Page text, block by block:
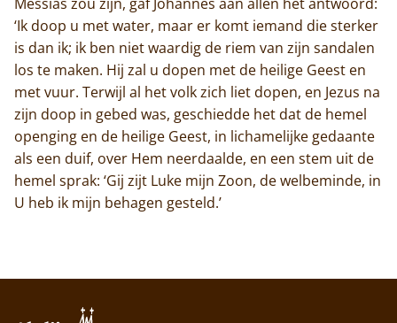
‘Ik doop u met water, maar er komt iemand die sterker
is dan ik; ik ben niet waardig de riem van zijn sandalen
los te maken. Hij zal u dopen met de heilige Geest en
met vuur. Terwijl al het volk zich liet dopen, en Jezus na
zijn doop in gebed was, geschiedde het dat de hemel
openging en de heilige Geest, in lichamelijke gedaante
als een duif, over Hem neerdaalde, en een stem uit de
hemel sprak: ‘Gij zijt Luke mijn Zoon, de welbeminde, in
U heb ik mijn behagen gesteld.’